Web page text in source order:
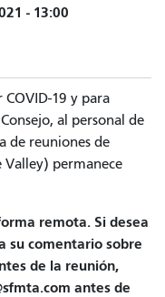
- 13:00
19 y para
al personal de
de reuniones de
Valley) permanece
remota. Si desea
su comentario sobre
de la reunión,
antes de